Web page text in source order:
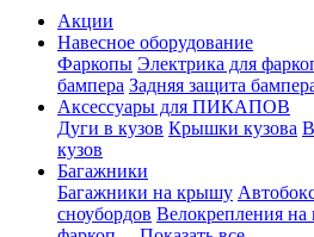
Акции
Навесное оборудование
Фаркопы Электрика для
бампера Задняя защита
Аксессуары для ПИКАПОВ
Дуги в кузов Крышки кузова
кузов
Багажники
Багажники на крышу
сноубордов Велокрепления